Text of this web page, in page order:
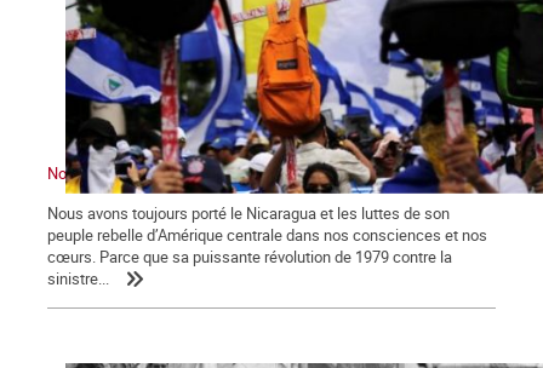
Nous ne sommes pas indifférents. Le Nicaragua nous convoque
Nous avons toujours porté le Nicaragua et les luttes de son
peuple rebelle d’Amérique centrale dans nos consciences et nos
cœurs. Parce que sa puissante révolution de 1979 contre la
sinistre...